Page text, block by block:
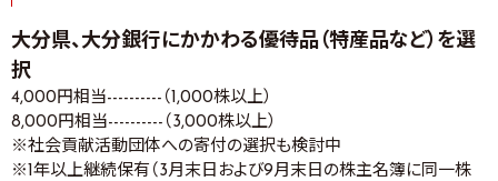
大分県、大分銀行にかかわる優待品（特産品など）を選
択
4,000円相当----------（1,000株以上）
8,000円相当----------（3,000株以上）
※社会貢献活動団体への寄付の選択も検討中
※1年以上継続保有（3月末日および9月末日の株主名簿に同一株